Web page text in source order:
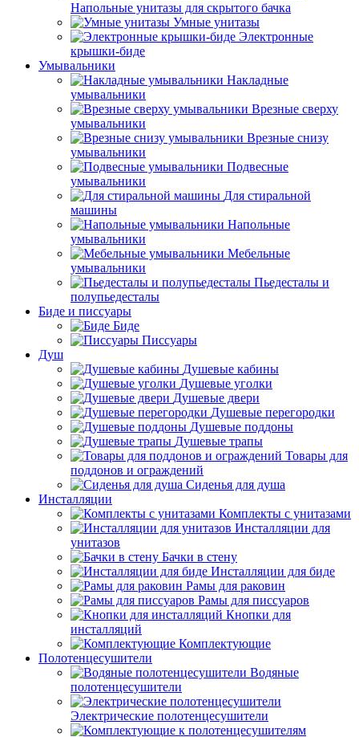
Напольные унитазы для скрытого бачка
Умные унитазы
Электронные
крышки-биде
Умывальники
Накладные
умывальники
Врезные сверху
умывальники
Врезные снизу
умывальники
Подвесные
умывальники
Для стиральной
машины
Напольные
умывальники
Мебельные
умывальники
Пьедесталы и
полупьедесталы
Биде и писсуары
Биде
Писсуары
Душ
Душевые кабины
Душевые уголки
Душевые двери
Душевые перегородки
Душевые поддоны
Душевые трапы
Товары для
поддонов и ограждений
Сиденья для душа
Инсталляции
Комплекты с унитазами
Инсталляции для
унитазов
Бачки в стену
Инсталляции для биде
Рамы для раковин
Рамы для писсуаров
Кнопки для
инсталляций
Комплектующие
Полотенцесушители
Водяные
полотенцесушители
Электрические полотенцесушители